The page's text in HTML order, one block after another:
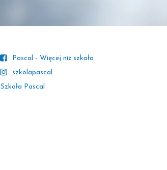
Pascal - Więcej niż szkoła
szkolapascal
Szkoła Pascal